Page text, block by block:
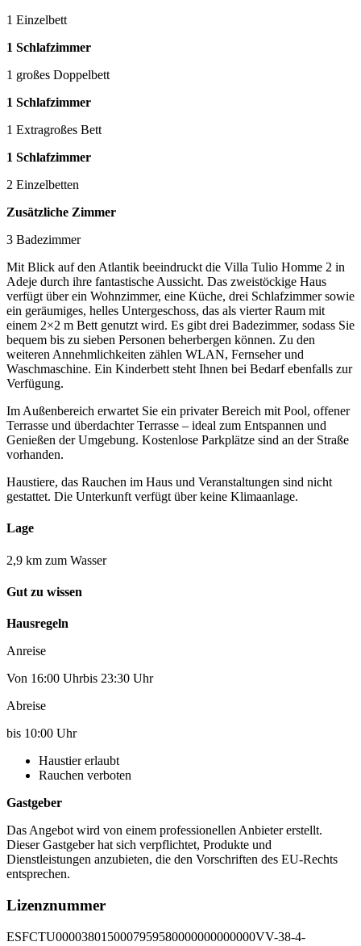
1 Einzelbett
1 Schlafzimmer
1 großes Doppelbett
1 Schlafzimmer
1 Extragroßes Bett
1 Schlafzimmer
2 Einzelbetten
Zusätzliche Zimmer
3 Badezimmer
Mit Blick auf den Atlantik beeindruckt die Villa Tulio Homme 2 in
Adeje durch ihre fantastische Aussicht. Das zweistöckige Haus
verfügt über ein Wohnzimmer, eine Küche, drei Schlafzimmer sowie
ein geräumiges, helles Untergeschoss, das als vierter Raum mit
einem 2×2 m Bett genutzt wird. Es gibt drei Badezimmer, sodass Sie
bequem bis zu sieben Personen beherbergen können. Zu den
weiteren Annehmlichkeiten zählen WLAN, Fernseher und
Waschmaschine. Ein Kinderbett steht Ihnen bei Bedarf ebenfalls zur
Verfügung.
Im Außenbereich erwartet Sie ein privater Bereich mit Pool, offener
Terrasse und überdachter Terrasse – ideal zum Entspannen und
Genießen der Umgebung. Kostenlose Parkplätze sind an der Straße
vorhanden.
Haustiere, das Rauchen im Haus und Veranstaltungen sind nicht
gestattet. Die Unterkunft verfügt über keine Klimaanlage.
Lage
2,9 km zum Wasser
Gut zu wissen
Hausregeln
Anreise
Von 16:00 Uhrbis 23:30 Uhr
Abreise
bis 10:00 Uhr
Haustier erlaubt
Rauchen verboten
Gastgeber
Das Angebot wird von einem professionellen Anbieter erstellt.
Dieser Gastgeber hat sich verpflichtet, Produkte und
Dienstleistungen anzubieten, die den Vorschriften des EU-Rechts
entsprechen.
Lizenznummer
ESFCTU0000380150007959580000000000000VV-38-4-